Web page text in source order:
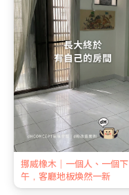
挪威橡木｜一個人、一個下
午，客廳地板煥然一新